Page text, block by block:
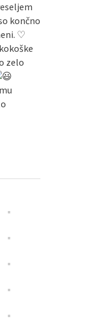
končno
♡
zelo